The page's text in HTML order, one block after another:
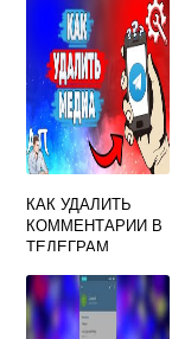
АНДРОИД
КАК УДАЛИТЬ
КОММЕНТАРИИ В
ТЕЛЕГРАМ